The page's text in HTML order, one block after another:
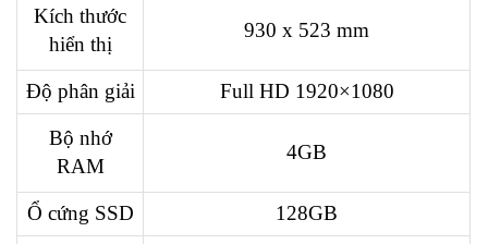
Kích thước
hiển thị
930 x 523 mm
Độ phân giải Full HD 1920×1080
Bộ nhớ
RAM
4GB
Ổ cứng SSD
128GB